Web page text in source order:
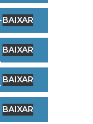
BAIXAR
BAIXAR
BAIXAR
BAIXAR